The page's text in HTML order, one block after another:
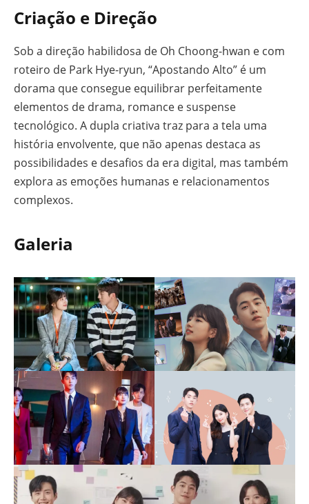
Criação e Direção
Sob a direção habilidosa de Oh Choong-hwan e com
roteiro de Park Hye-ryun, “Apostando Alto” é um
dorama que consegue equilibrar perfeitamente
elementos de drama, romance e suspense
tecnológico. A dupla criativa traz para a tela uma
história envolvente, que não apenas destaca as
possibilidades e desafios da era digital, mas também
explora as emoções humanas e relacionamentos
complexos.
Galeria